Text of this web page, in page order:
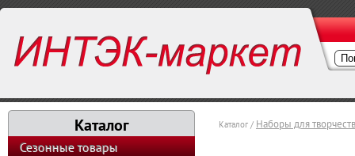
Каталог
Сезонные товары
Каталог / Наборы для